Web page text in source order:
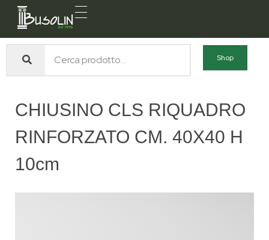
Busolin S.R.L.
Shop
CHIUSINO CLS RIQUADRO
RINFORZATO CM. 40X40 H
10cm